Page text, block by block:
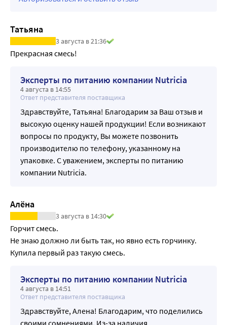
физическое развитие. Частично расщепленный белок в
горьковатый привкус.
Татьяна
3 августа в 21:36
Эксперты по питанию компании Nutricia
4 августа в 14:55
Ответ представителя поставщика
Здравствуйте, Татьяна! Благодарим за Ваш отзыв и
высокую оценку нашей продукции! Если возникают
вопросы по продукту, Вы можете позвонить
производителю по телефону, указанному на
упаковке. С уважением, эксперты по питанию
компании Nutricia.
Алёна
3 августа в 14:30
Горчит смесь.
Не знаю должно ли быть так, но явно есть горчинку.
Купила первый раз такую смесь.
Эксперты по питанию компании Nutricia
4 августа в 14:51
Ответ представителя поставщика
Здравствуйте, Алена! Благодарим, что поделились